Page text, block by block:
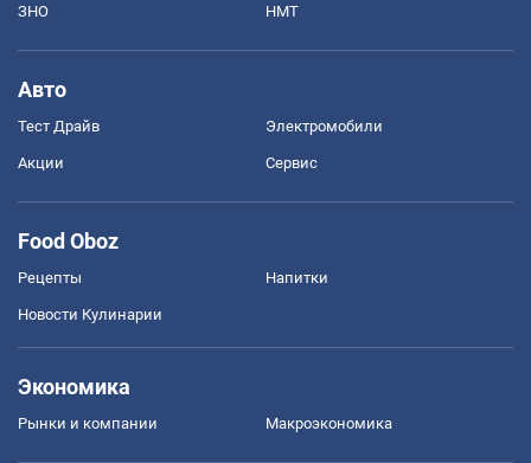
ЗНО НМТ
Авто
Тест Драйв Электромобили
Акции Сервис
Food Oboz
Рецепты Напитки
Новости Кулинарии
Экономика
Рынки и компании Mакроэкономика